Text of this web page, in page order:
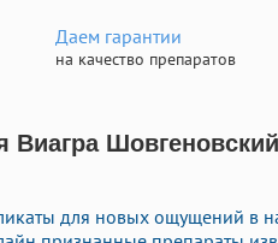
Даем гарантии
на качество препаратов
Виагра
для новых ощущений в